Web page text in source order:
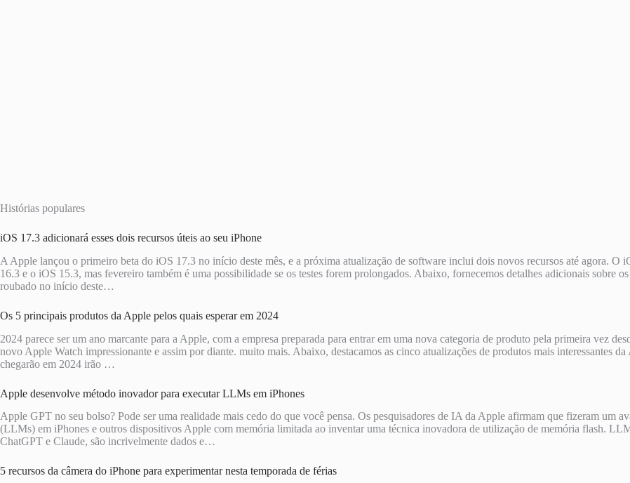
Histórias populares
iOS 17.3 adicionará esses dois recursos úteis ao seu iPhone
A Apple lançou o primeiro beta do iOS 17.3 no início deste mês, e a próxima atualização de software inclui dois novos recursos até agora. O
16.3 e o iOS 15.3, mas fevereiro também é uma possibilidade se os testes forem prolongados. Abaixo, fornecemos detalhes adicionais sobre
roubado no início deste…
Os 5 principais produtos da Apple pelos quais esperar em 2024
2024 parece ser um ano marcante para a Apple, com a empresa preparada para entrar em uma nova categoria de produto pela primeira vez
novo Apple Watch impressionante e assim por diante. muito mais. Abaixo, destacamos as cinco atualizações de produtos mais interessantes
chegarão em 2024 irão …
Apple desenvolve método inovador para executar LLMs em iPhones
Apple GPT no seu bolso? Pode ser uma realidade mais cedo do que você pensa. Os pesquisadores de IA da Apple afirmam que fizeram um
(LLMs) em iPhones e outros dispositivos Apple com memória limitada ao inventar uma técnica inovadora de utilização de memória flash.
ChatGPT e Claude, são incrivelmente dados e…
5 recursos da câmera do iPhone para experimentar nesta temporada de férias